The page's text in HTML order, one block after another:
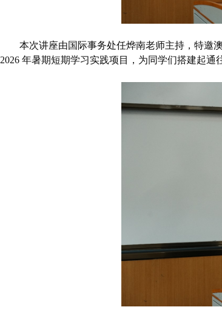
本次讲座由国际事务处任烨南老师主持，特邀
2026 年暑期短期学习实践项目，为同学们搭建起通